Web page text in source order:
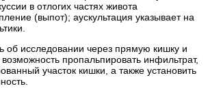
в отлогих частях живота
(выпот); аускультация указывает на
об исследовании через прямую кишку и
пропальпировать инфильтрат,
участок кишки, а также установить